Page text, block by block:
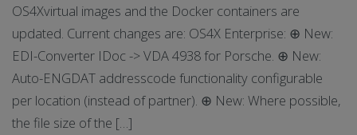
OS4Xvirtual images and the Docker containers are
updated. Current changes are: OS4X Enterprise: ⊕ New:
EDI-Converter IDoc -> VDA 4938 for Porsche. ⊕ New:
Auto-ENGDAT addresscode functionality configurable
per location (instead of partner). ⊕ New: Where possible,
the file size of the […]